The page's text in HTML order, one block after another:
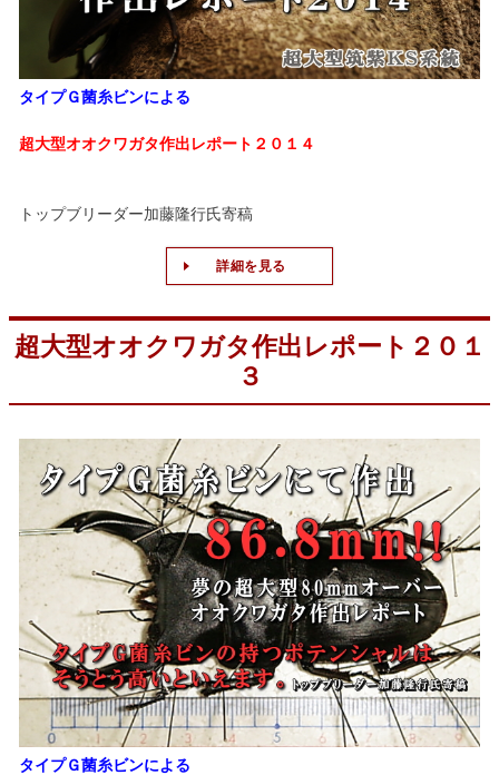
タイプＧ菌糸ビンによる
超大型オオクワガタ作出レポート２０１４
トップブリーダー加藤隆行氏寄稿
詳細を見る
超大型オオクワガタ作出レポート２０１
３
タイプＧ菌糸ビンによる